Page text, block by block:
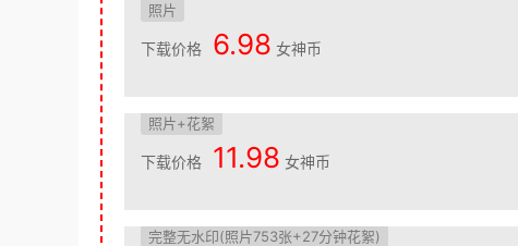
照片
下载价格 6.98 女神币
照片+花絮
下载价格 11.98 女神币
完整无水印(照片753张+27分钟花絮)